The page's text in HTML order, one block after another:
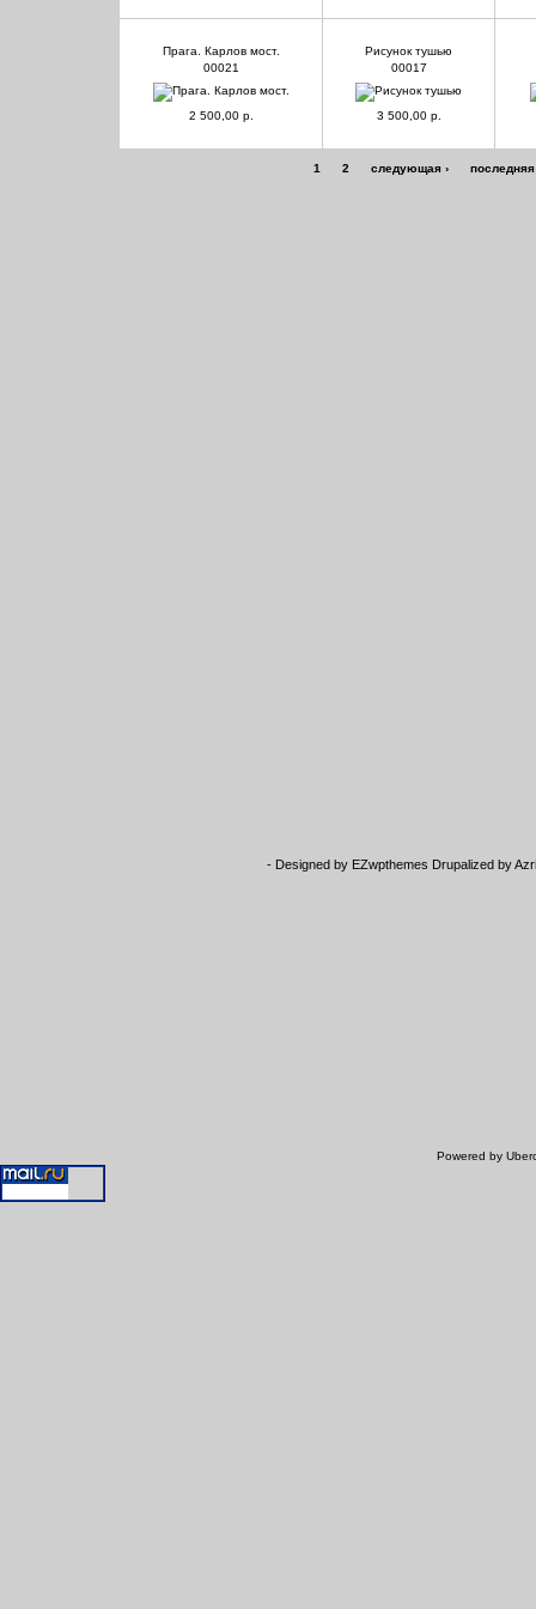
Прага. Карлов мост.
00021
2 500,00 р.
Рисунок тушью
00017
3 500,00 р.
1 2 следующая ›
- Designed by EZwpthemes Drupalized by
Powered by